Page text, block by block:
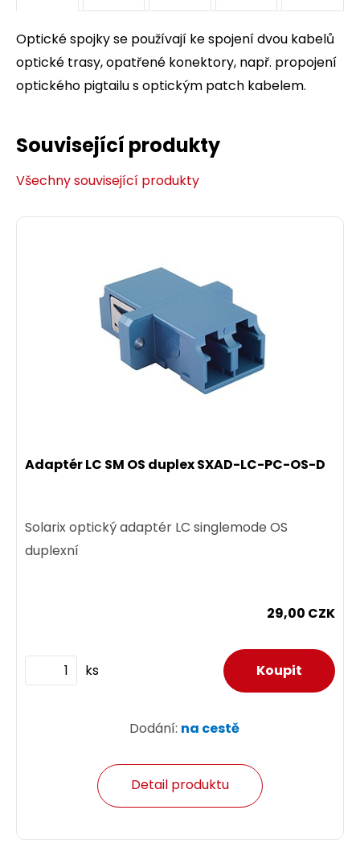
Optické spojky se používají ke spojení dvou kabelů
optické trasy, opatřené konektory, např. propojení
optického pigtailu s optickým patch kabelem.
Související produkty
Všechny související produkty
Adaptér LC SM OS duplex SXAD-LC-PC-OS-D
Solarix optický adaptér LC singlemode OS
duplexní
29,00 CZK
ks
Dodání: na cestě
Detail produktu